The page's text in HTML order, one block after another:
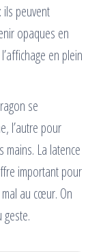
peuvent
opaques en
en plein
se
l’autre pour
mains. La latence
important pour
au cœur. On